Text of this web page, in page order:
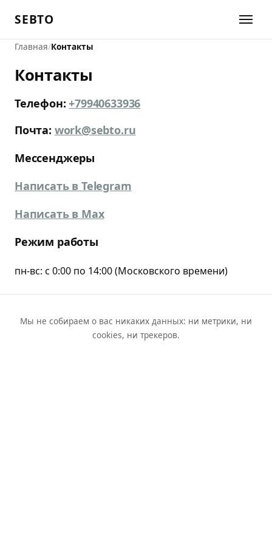
SEBTO
Главная Контакты
Контакты
Телефон:+79940633936
Почта: work@sebto.ru
Мессенджеры
Написать в Telegram
Написать в Max
Режим работы
пн-вс: с 0:00 по 14:00 (Московского времени)
Мы не собираем о вас никаких данных: ни метрики, ни
cookies, ни трекеров.